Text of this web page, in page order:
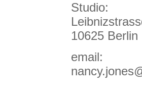
Studio:
10625 Berlin
email: